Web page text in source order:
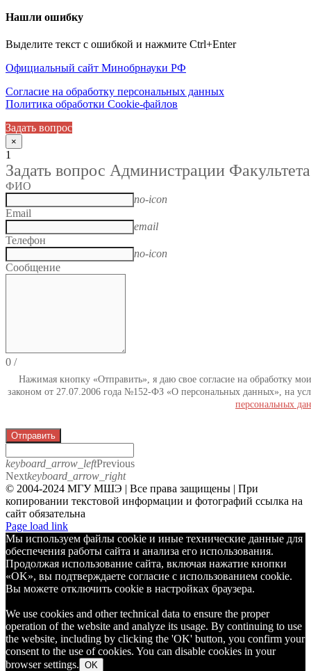
Нашли ошибку
Выделите текст с ошибкой и нажмите Ctrl+Enter
Официальный сайт Минобрнауки РФ
Согласие на обработку персональных данных
Политика обработки Cookie-файлов
Задать вопрос
×
1
Задать вопрос Администрации Факультета
ФИО
no-icon
Email
email
Телефон
no-icon
Сообщение
0 /
Нажимая кнопку «Отправить», я даю свое согласие на обработку
законом от 27.07.2006 года №152-ФЗ «О персональных данных», на
персональных
Отправить
keyboard_arrow_leftPrevious
Nextkeyboard_arrow_right
© 2004-2024 МГУ МШЭ | Все права защищены | При
копировании текстовой информации и фотографий ссылка на
сайт обязательна
Telegram
Page load link
Мы используем файлы cookie и иные технические данные для
обеспечения работы сайта и анализа его использования.
Продолжая использование сайта, включая нажатие кнопки
«OK», вы подтверждаете согласие с использованием cookie.
Вы можете отключить cookie в настройках браузера.
We use cookies and other technical data to ensure the proper
operation of the website and analyze its usage. By continuing to use
the website, including by clicking the 'OK' button, you confirm your
consent to the use of cookies. You can disable cookies in your
browser settings. OK